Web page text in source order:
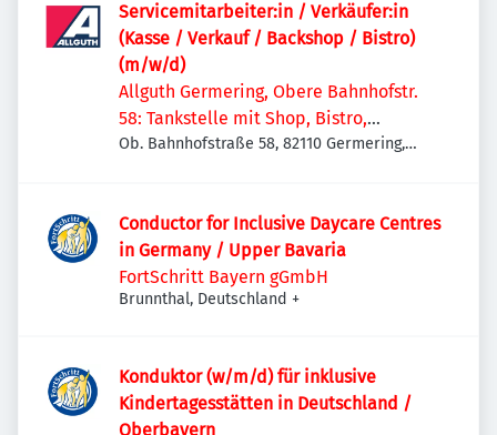
Servicemitarbeiter:in / Verkäufer:in
(Kasse / Verkauf / Backshop / Bistro)
(m/w/d)
Allguth Germering, Obere Bahnhofstr.
58: Tankstelle mit Shop, Bistro,
Getränkemarkt
Ob. Bahnhofstraße 58, 82110 Germering,
Conductor for Inclusive Daycare Centres
in Germany / Upper Bavaria
FortSchritt Bayern gGmbH
Brunnthal, Deutschland +
Konduktor (w/m/d) für inklusive
Kindertagesstätten in Deutschland /
Oberbayern